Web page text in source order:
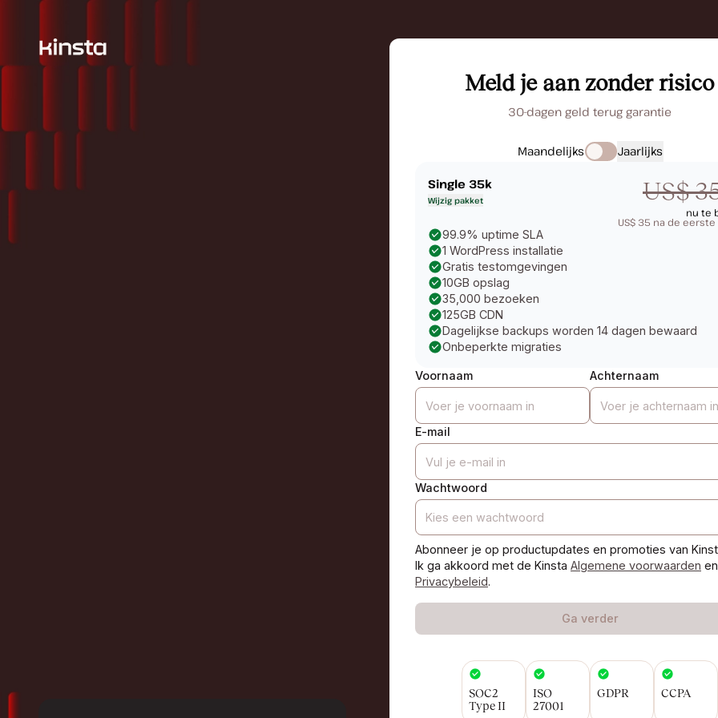
Meld je aan zonder risico
30-dagen geld terug garantie
Maandelijks Jaarlijks
Single 35k
Wijzig pakket US$
nu te
US$ 35 na de
99.9% uptime SLA
1 WordPress installatie
Gratis testomgevingen
10GB opslag
35,000 bezoeken
125GB CDN
Dagelijkse backups worden 14 dagen bewaard
Onbeperkte migraties
Voornaam Achternaam
E-mail
Wachtwoord
Abonneer je op productupdates en promoties van
Ik ga akkoord met de Kinsta Algemene voorwaarden en
Privacybeleid.
Ga verder
SOC2
Type II
ISO
27001
GDPR CCPA